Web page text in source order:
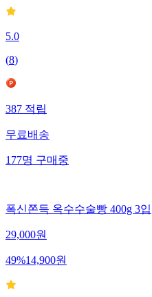
5.0
(8)
387적립
무료배송
177명구매중
폭신쫀득 옥수수술빵 400g 3입
29,000원
49%14,900원